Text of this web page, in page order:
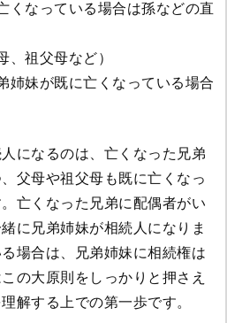
くなっている場合は孫などの直
、祖父母など）
姉妹が既に亡くなっている場合
になるのは、亡くなった兄弟
父母や祖父母も既に亡くなっ
亡くなった兄弟に配偶者がい
に兄弟姉妹が相続人になりま
場合は、兄弟姉妹に相続権は
の大原則をしっかりと押さえ
解する上での第一歩です。